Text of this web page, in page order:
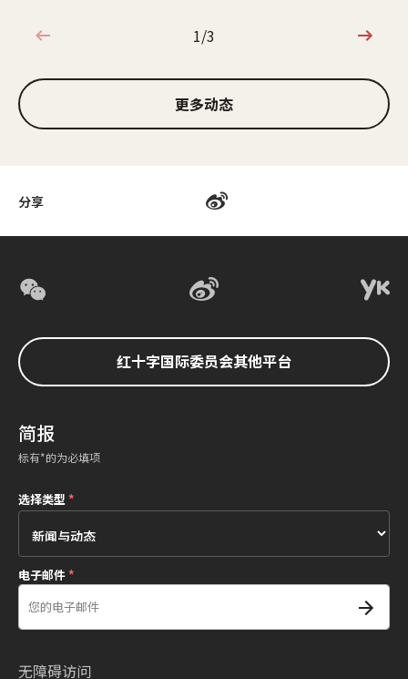
分享
1/3
1/3
更多动态
红十字国际委员会其他平台
简报
标有*的为必填项
选择类型*
电子邮件*
无障碍访问